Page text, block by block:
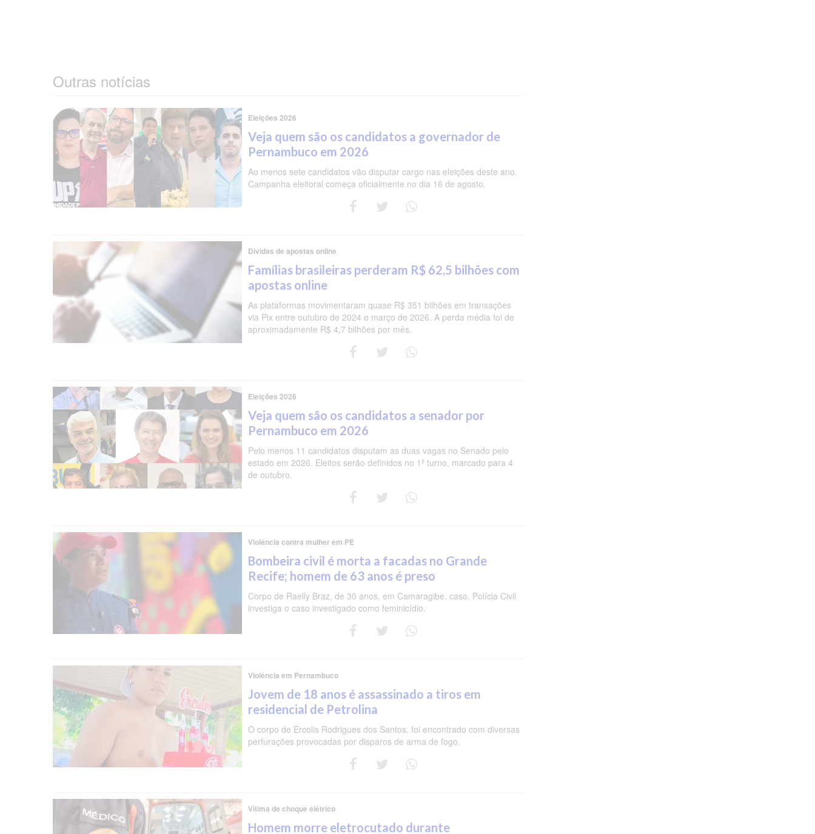
Outras notícias
Eleições 2026
Veja quem são os candidatos a governador de
Pernambuco em 2026
Ao menos sete candidatos vão disputar cargo nas eleições deste ano.
Campanha eleitoral começa oficialmente no dia 16 de agosto.
Dívidas de apostas online
Famílias brasileiras perderam R$ 62,5 bilhões com
apostas online
As plataformas movimentaram quase R$ 351 bilhões em transações
via Pix entre outubro de 2024 e março de 2026. A perda média foi de
aproximadamente R$ 4,7 bilhões por mês.
Eleições 2026
Veja quem são os candidatos a senador por
Pernambuco em 2026
Pelo menos 11 candidatos disputam as duas vagas no Senado pelo
estado em 2026. Eleitos serão definidos no 1º turno, marcado para 4
de outubro.
Violência contra mulher em PE
Bombeira civil é morta a facadas no Grande
Recife; homem de 63 anos é preso
Corpo de Raelly Braz, de 30 anos, em Camaragibe. caso. Polícia Civil
investiga o caso investigado como feminicídio.
Violência em Pernambuco
Jovem de 18 anos é assassinado a tiros em
residencial de Petrolina
O corpo de Ercolis Rodrigues dos Santos, foi encontrado com diversas
perfurações provocadas por disparos de arma de fogo.
Vítima de choque elétrico
Homem morre eletrocutado durante